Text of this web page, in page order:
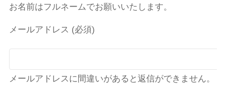
お名前はフルネームでお願いいたします。
メールアドレス (必須)
メールアドレスに間違いがあると返信ができません。